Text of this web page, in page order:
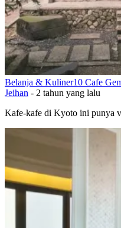
Belanja & Kuliner10 Cafe
Jeihan - 2 tahun yang lalu
Kafe-kafe di Kyoto ini punya